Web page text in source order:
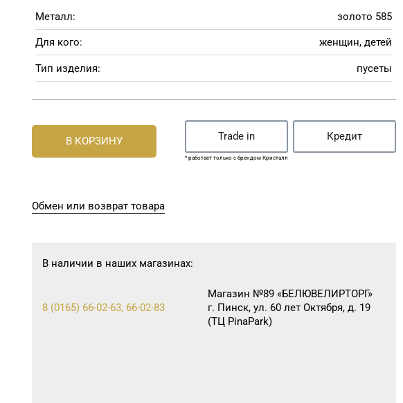
Металл: золото 585
Для кого: женщин, детей
Тип изделия: пусеты
В КОРЗИНУ Trade in Кредит
* работает только с брендом Кристалл
Обмен или возврат товара
В наличии в наших магазинах:
8 (0165) 66-02-63, 66-02-83
Магазин №89 «БЕЛЮВЕЛИРТОРГ»
г. Пинск, ул. 60 лет Октября, д. 19
(ТЦ PinaPark)